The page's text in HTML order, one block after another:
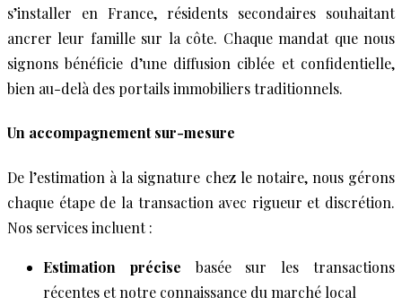
s’installer en France, résidents secondaires souhaitant
ancrer leur famille sur la côte. Chaque mandat que nous
signons bénéficie d’une diffusion ciblée et confidentielle,
bien au-delà des portails immobiliers traditionnels.
Un accompagnement sur-mesure
De l’estimation à la signature chez le notaire, nous gérons
chaque étape de la transaction avec rigueur et discrétion.
Nos services incluent :
Estimation précise basée sur les transactions
récentes et notre connaissance du marché local